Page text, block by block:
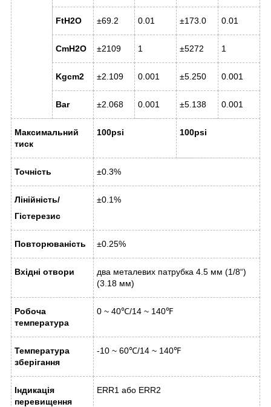
FtH2O ±69.2 0.01 ±173.0 0.01
CmH2O ±2109 1 ±5272 1
Kgcm2 ±2.109 0.001 ±5.250 0.001
Bar ±2.068 0.001 ±5.138 0.001
Максимальний
тиск
100psi 100psi
Точність ±0.3%
Лінійність/
Гістерезис
±0.1%
Повторюваність ±0.25%
Вхідні отвори два металевих патрубка 4.5 мм (1/8“)
(3.18 мм)
Робоча
температура
0 ~ 40℃/14 ~ 140℉
Температура
зберігання
-10 ~ 60℃/14 ~ 140℉
Індикація
перевищення
ERR1 або ERR2